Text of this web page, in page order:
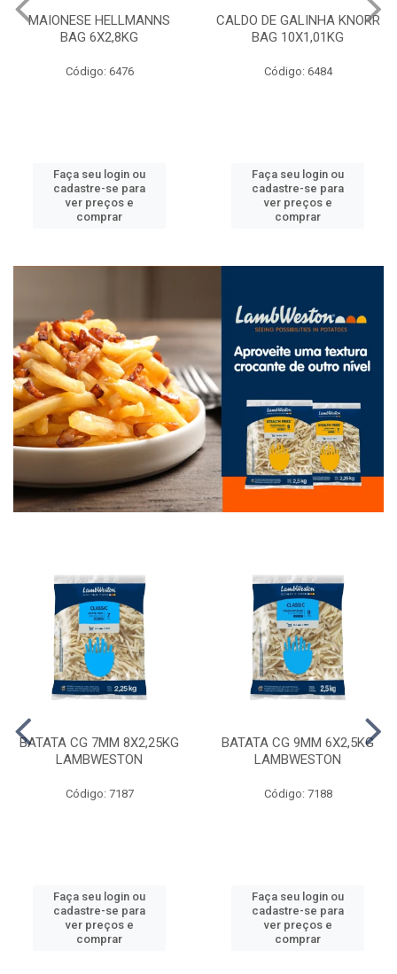
MAIONESE HELLMANNS
BAG 6X2,8KG
Código: 6476
Faça seu login ou
cadastre-se para
ver preços e
comprar
CALDO DE GALINHA KNORR
BAG 10X1,01KG
Código: 6484
Faça seu login ou
cadastre-se para
ver preços e
comprar
BATATA CG 7MM 8X2,25KG
LAMBWESTON
Código: 7187
Faça seu login ou
cadastre-se para
ver preços e
comprar
BATATA CG 9MM 6X2,5KG
LAMBWESTON
Código: 7188
Faça seu login ou
cadastre-se para
ver preços e
comprar